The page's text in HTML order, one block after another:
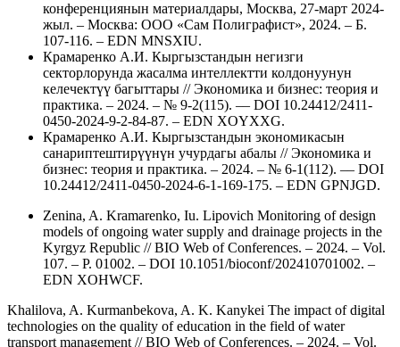
конференциянын материалдары, Москва, 27-март 2024-
жыл. – Москва: ООО «Сам Полиграфист», 2024. – Б.
107-116. – EDN MNSXIU.
Крамаренко А.И. Кыргызстандын негизги
секторлорунда жасалма интеллектти колдонуунун
келечектүү багыттары // Экономика и бизнес: теория и
практика. – 2024. – № 9-2(115). –– DOI 10.24412/2411-
0450-2024-9-2-84-87. – EDN XOYXXG.
Крамаренко А.И. Кыргызстандын экономикасын
санариптештирүүнүн учурдагы абалы // Экономика и
бизнес: теория и практика. – 2024. – № 6-1(112). –– DOI
10.24412/2411-0450-2024-6-1-169-175. – EDN GPNJGD.
Zenina, A. Kramarenko, Iu. Lipovich Monitoring of design
models of ongoing water supply and drainage projects in the
Kyrgyz Republic // BIO Web of Conferences. – 2024. – Vol.
107. – P. 01002. – DOI 10.1051/bioconf/202410701002. –
EDN XOHWCF.
Khalilova, A. Kurmanbekova, A. K. Kanykei The impact of digital
technologies on the quality of education in the field of water
transport management // BIO Web of Conferences. – 2024. – Vol.